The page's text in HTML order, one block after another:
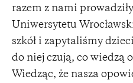
razem z nami
Uniwersytetu
szkół i zapytaliśmy
do niej czują, co wiedzą
Wiedząc, że nasza